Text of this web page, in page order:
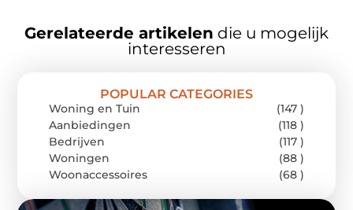
Gerelateerde artikelen die u mogelijk
interesseren
POPULAR CATEGORIES
Woning en Tuin
(147 )
Aanbiedingen
(118 )
Bedrijven
(117 )
Woningen
(88 )
Woonaccessoires
(68 )